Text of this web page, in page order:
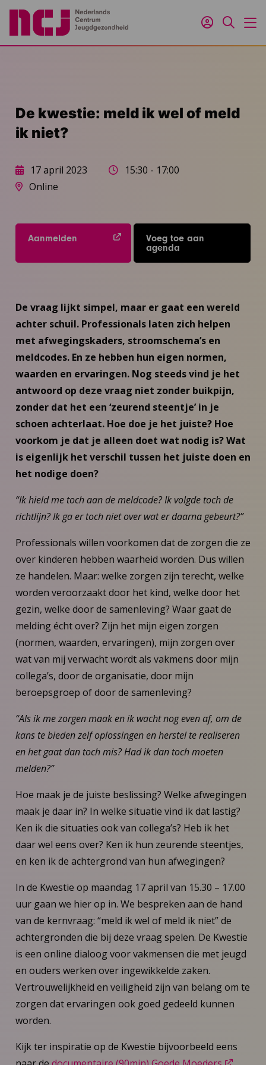
Inloggen
Zoeken
De kwestie: meld ik wel of meld
ik niet?
17 april 2023
15:30 - 17:00
Online
Aanmelden
Voeg toe aan
agenda
De vraag lijkt simpel, maar er gaat een wereld
achter schuil. Professionals laten zich helpen
met afwegingskaders, stroomschema’s en
meldcodes. En ze hebben hun eigen normen,
waarden en ervaringen. Nog steeds vind je het
antwoord op deze vraag niet zonder buikpijn,
zonder dat het een ‘zeurend steentje’ in je
schoen achterlaat. Hoe doe je het juiste? Hoe
voorkom je dat je alleen doet wat nodig is? Wat
is eigenlijk het verschil tussen het juiste doen en
het nodige doen?
“Ik hield me toch aan de meldcode? Ik volgde toch de
richtlijn? Ik ga er toch niet over wat er daarna gebeurt?”
Professionals willen voorkomen dat de zorgen die ze
over kinderen hebben waarheid worden. Dus willen
ze handelen. Maar: welke zorgen zijn terecht, welke
worden veroorzaakt door het kind, welke door het
gezin, welke door de samenleving? Waar gaat de
melding écht over? Zijn het mijn eigen zorgen
(normen, waarden, ervaringen), mijn zorgen over
wat van mij verwacht wordt als vakmens door mijn
collega’s, door de organisatie, door mijn
beroepsgroep of door de samenleving?
“Als ik me zorgen maak en ik wacht nog even af, om de
kans te bieden zelf oplossingen en herstel te realiseren
en het gaat dan toch mis? Had ik dan toch moeten
melden?”
Hoe maak je de juiste beslissing? Welke afwegingen
maak je daar in? In welke situatie vind ik dat lastig?
Ken ik die situaties ook van collega’s? Heb ik het
daar wel eens over? Ken ik hun zeurende steentjes,
en ken ik de achtergrond van hun afwegingen?
In de Kwestie op maandag 17 april van 15.30 – 17.00
uur gaan we hier op in. We bespreken aan de hand
van de kernvraag: “meld ik wel of meld ik niet” de
achtergronden die bij deze vraag spelen. De Kwestie
is een online dialoog voor vakmensen die met jeugd
en ouders werken over ingewikkelde zaken.
Vertrouwelijkheid en veiligheid zijn van belang om te
zorgen dat ervaringen ook goed gedeeld kunnen
worden.
Kijk ter inspiratie op de Kwestie bijvoorbeeld eens